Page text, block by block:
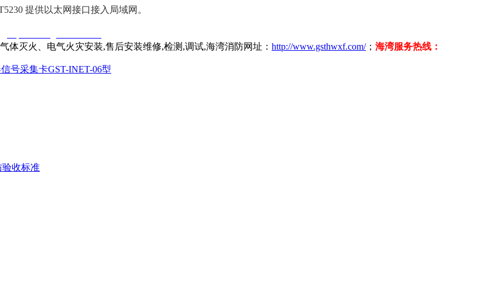
提供以太网接口接入局域网。
灭火、电气火灾安装,售后安装维修,检测,调试,海湾消防网址： http://www.gsthwxf.com/； 海湾服务热线：
号采集卡GST-INET-06型
验收标准